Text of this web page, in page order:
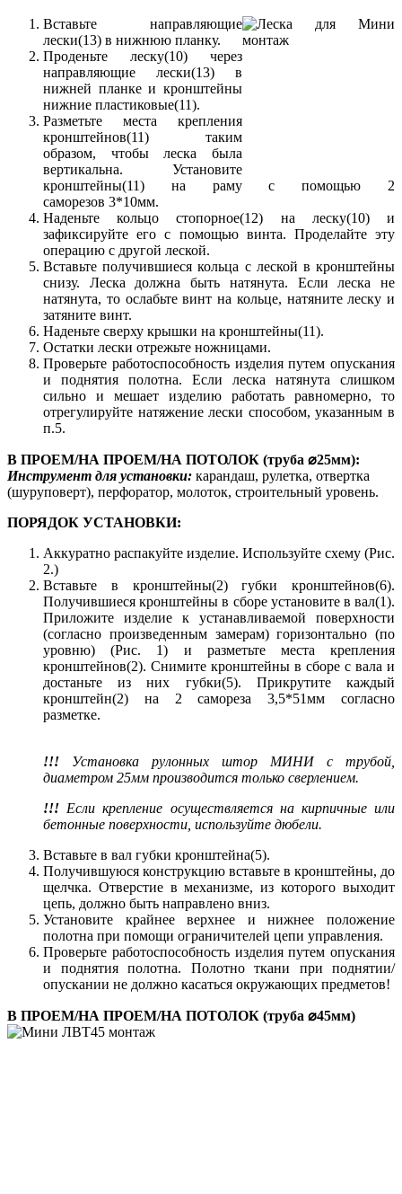
Вставьте направляющие
лески(13) в нижнюю планку.
Проденьте леску(10) через
направляющие лески(13) в
нижней планке и кронштейны
нижние пластиковые(11).
Разметьте места крепления
кронштейнов(11) таким
образом, чтобы леска была
вертикальна. Установите
кронштейны(11) на раму с помощью 2
саморезов 3*10мм.
Наденьте кольцо стопорное(12) на леску(10) и
зафиксируйте его с помощью винта. Проделайте эту
операцию с другой леской.
Вставьте получившиеся кольца с леской в кронштейны
снизу. Леска должна быть натянута. Если леска не
натянута, то ослабьте винт на кольце, натяните леску и
затяните винт.
Наденьте сверху крышки на кронштейны(11).
Остатки лески отрежьте ножницами.
Проверьте работоспособность изделия путем опускания
и поднятия полотна. Если леска натянута слишком
сильно и мешает изделию работать равномерно, то
отрегулируйте натяжение лески способом, указанным в
п.5.
В ПРОЕМ/НА ПРОЕМ/НА ПОТОЛОК (труба ⌀25мм):
Инструмент для установки: карандаш, рулетка, отвертка
(шуруповерт), перфоратор, молоток, строительный уровень.
ПОРЯДОК УСТАНОВКИ:
Аккуратно распакуйте изделие. Используйте схему (Рис.
2.)
Вставьте в кронштейны(2) губки кронштейнов(6).
Получившиеся кронштейны в сборе установите в вал(1).
Приложите изделие к устанавливаемой поверхности
(согласно произведенным замерам) горизонтально (по
уровню) (Рис. 1) и разметьте места крепления
кронштейнов(2). Снимите кронштейны в сборе с вала и
достаньте из них губки(5). Прикрутите каждый
кронштейн(2) на 2 самореза 3,5*51мм согласно
разметке.
!!! Установка рулонных штор МИНИ с трубой,
диаметром 25мм производится только сверлением.
!!! Если крепление осуществляется на кирпичные или
бетонные поверхности, используйте дюбели.
Вставьте в вал губки кронштейна(5).
Получившуюся конструкцию вставьте в кронштейны, до
щелчка. Отверстие в механизме, из которого выходит
цепь, должно быть направлено вниз.
Установите крайнее верхнее и нижнее положение
полотна при помощи ограничителей цепи управления.
Проверьте работоспособность изделия путем опускания
и поднятия полотна. Полотно ткани при поднятии/
опускании не должно касаться окружающих предметов!
В ПРОЕМ/НА ПРОЕМ/НА ПОТОЛОК (труба ⌀45мм)